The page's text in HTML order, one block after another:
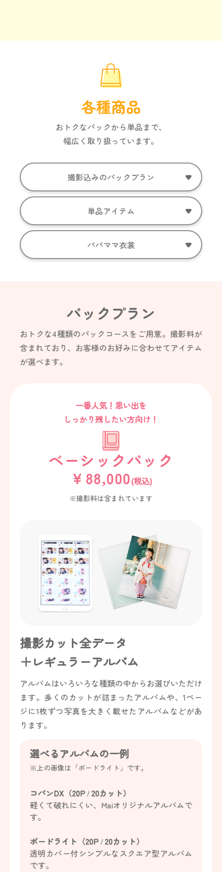
各種商品
おトクなパックから単品まで、
幅広く取り扱っています。
撮影込みのパックプラン
単品アイテム
パパママ衣裳
パックプラン
おトクな4種類のパックコースをご用意。撮影料が
含まれており、お客様のお好みに合わせてアイテム
が選べます。
一番人気！思い出を
しっかり残したい方向け！
ベーシックパック
￥88,000(税込)
※撮影料は含まれています
撮影カット全データ
＋レギュラーアルバム
アルバムはいろいろな種類の中からお選びいただけ
ます。多くのカットが詰まったアルバムや、1ペー
ジに1枚ずつ写真を大きく載せたアルバムなどがあ
ります。
選べるアルバムの一例
※上の画像は「ボードライト」です。
コパンDX（20P / 20カット）
軽くて破れにくい、Maiオリジナルアルバムで
す。
ボードライト（20P / 20カット）
透明カバー付シンプルなスクエア型アルバム
です。